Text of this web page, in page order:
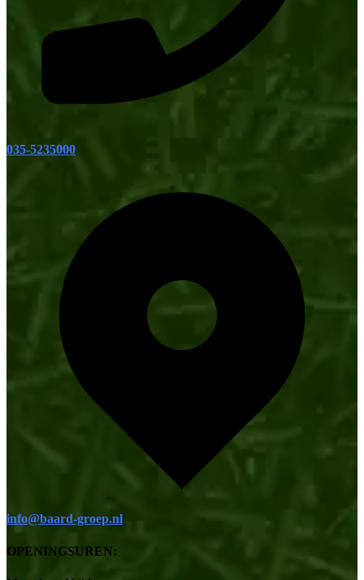
035-5235000
info@baard-groep.nl
OPENINGSUREN: